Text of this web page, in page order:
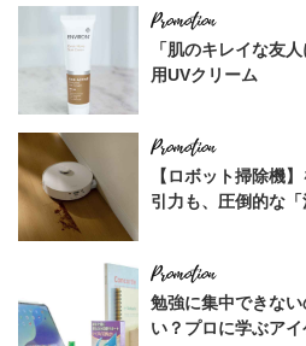
「肌のキレイな友
用UVクリーム
【ロボット掃除機
引力も、圧倒的な「
勉強に集中できな
い？プロに学ぶア